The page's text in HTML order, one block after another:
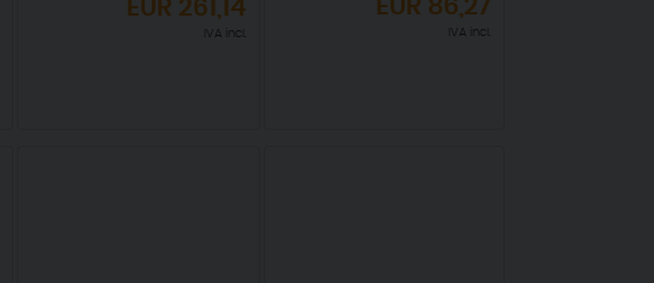
EUR 261,14
IVA incl.
EUR 86,27
IVA incl.